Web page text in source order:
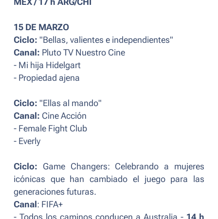
MEX / 17 h ARG/CHI
15 DE MARZO
Ciclo: "Bellas, valientes e independientes"
Canal: Pluto TV Nuestro Cine
- Mi hija Hidelgart
- Propiedad ajena
Ciclo: "Ellas al mando"
Canal: Cine Acción
- Female Fight Club
- Everly
Ciclo: Game Changers: Celebrando a mujeres
icónicas que han cambiado el juego para las
generaciones futuras.
Canal : FIFA+